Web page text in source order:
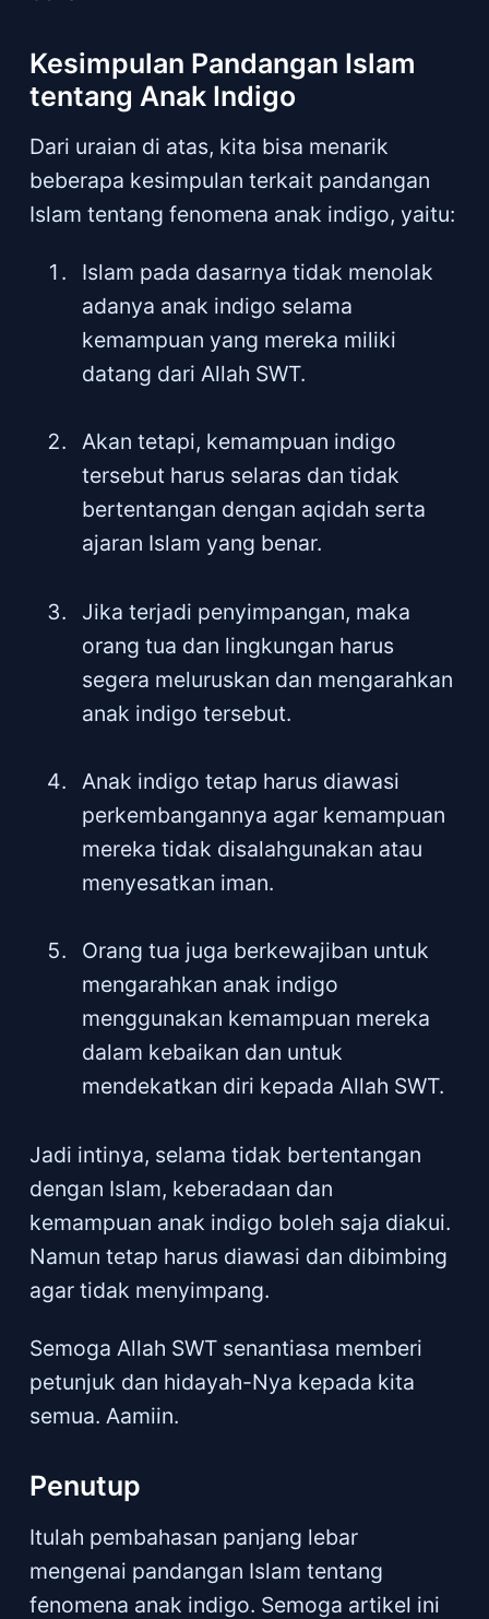
Kesimpulan Pandangan Islam
tentang Anak Indigo
Dari uraian di atas, kita bisa menarik
beberapa kesimpulan terkait pandangan
Islam tentang fenomena anak indigo, yaitu:
Islam pada dasarnya tidak menolak
adanya anak indigo selama
kemampuan yang mereka miliki
datang dari Allah SWT.
Akan tetapi, kemampuan indigo
tersebut harus selaras dan tidak
bertentangan dengan aqidah serta
ajaran Islam yang benar.
Jika terjadi penyimpangan, maka
orang tua dan lingkungan harus
segera meluruskan dan mengarahkan
anak indigo tersebut.
Anak indigo tetap harus diawasi
perkembangannya agar kemampuan
mereka tidak disalahgunakan atau
menyesatkan iman.
Orang tua juga berkewajiban untuk
mengarahkan anak indigo
menggunakan kemampuan mereka
dalam kebaikan dan untuk
mendekatkan diri kepada Allah SWT.
Jadi intinya, selama tidak bertentangan
dengan Islam, keberadaan dan
kemampuan anak indigo boleh saja diakui.
Namun tetap harus diawasi dan dibimbing
agar tidak menyimpang.
Semoga Allah SWT senantiasa memberi
petunjuk dan hidayah-Nya kepada kita
semua. Aamiin.
Penutup
Itulah pembahasan panjang lebar
mengenai pandangan Islam tentang
fenomena anak indigo. Semoga artikel ini